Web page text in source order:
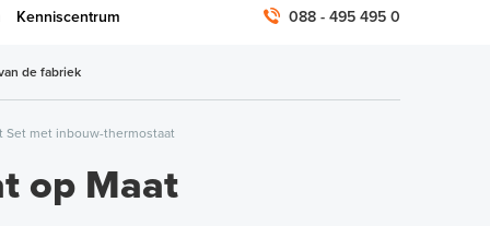
Kenniscentrum
€ 0,00
€ 0,00
088 - 495 495 0
de fabriek
Set met inbouw-thermostaat
op Maat